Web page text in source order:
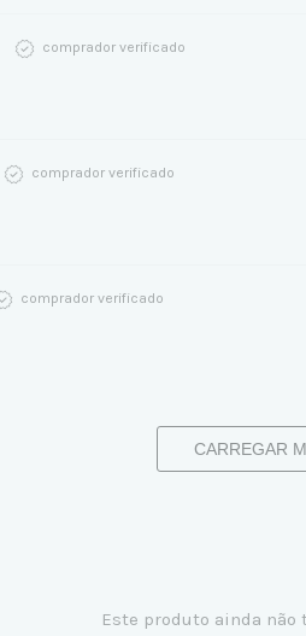
comprador verificado
comprador verificado
comprador verificado
CARREGAR
Este produto ainda